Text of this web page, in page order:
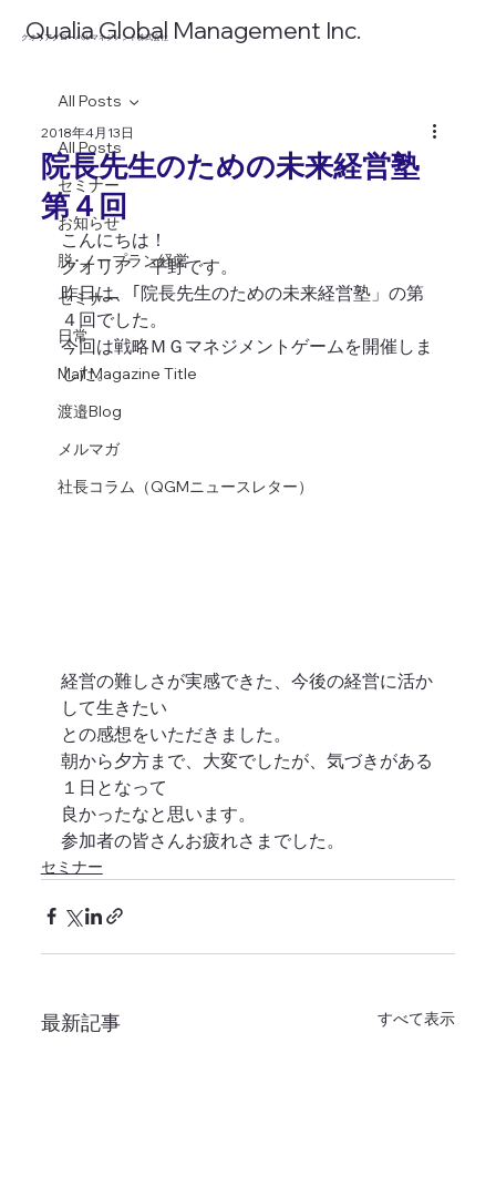
​クオリアグローバルマネジメント株式会社
​Qualia Global Management Inc.
All Posts
セミナー
お知らせ
脱･ノープラン経営
セミナー
日常
Mail Magazine Title
渡邉Blog
メルマガ
社長コラム（QGMニュースレター）
All Posts
院長先生のための未来経営塾
第４回
2018年4月13日
こんにちは！
クオリア　平野です。
昨日は、｢院長先生のための未来経営塾」の第
４回でした。
今回は戦略ＭＧマネジメントゲームを開催しま
した。
経営の難しさが実感できた、今後の経営に活か
して生きたい
との感想をいただきました。
朝から夕方まで、大変でしたが、気づきがある
１日となって
良かったなと思います。
参加者の皆さんお疲れさまでした。
セミナー
最新記事 すべて表示